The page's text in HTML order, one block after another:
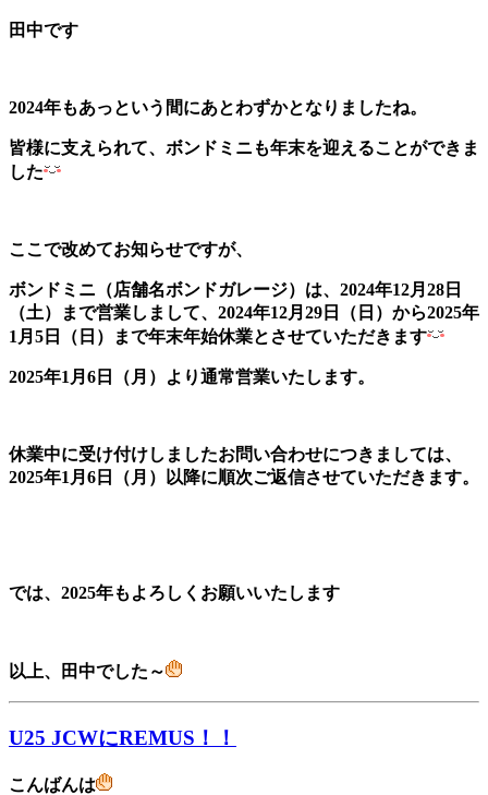
田中です
2024年もあっという間にあとわずかとなりましたね。
皆様に支えられて、ボンドミニも年末を迎えることができま
した
ここで改めてお知らせですが、
ボンドミニ（店舗名ボンドガレージ）は、 2024年12月28日
（土）まで営業しまして、 2024年12月29日（日）から2025年
1月5日（日）まで年末年始休業とさせていただきます
2025年1月6日（月）より通常営業いたします。
休業中に受け付けしましたお問い合わせにつきましては、
2025年1月6日（月）以降に順次ご返信させていただきます。
では、2025年もよろしくお願いいたします
以上、田中でした～
U25 JCWにREMUS！！
こんばんは